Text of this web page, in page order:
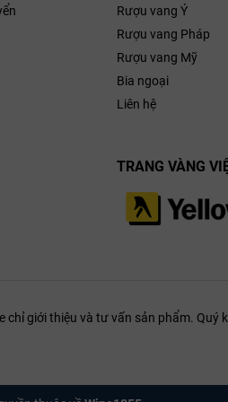
Rượu vang Ý
Rượu vang Pháp
Rượu vang Mỹ
Bia ngoại
Liên hệ
TRANG VÀNG
giới thiệu và tư vấn sản phẩm.